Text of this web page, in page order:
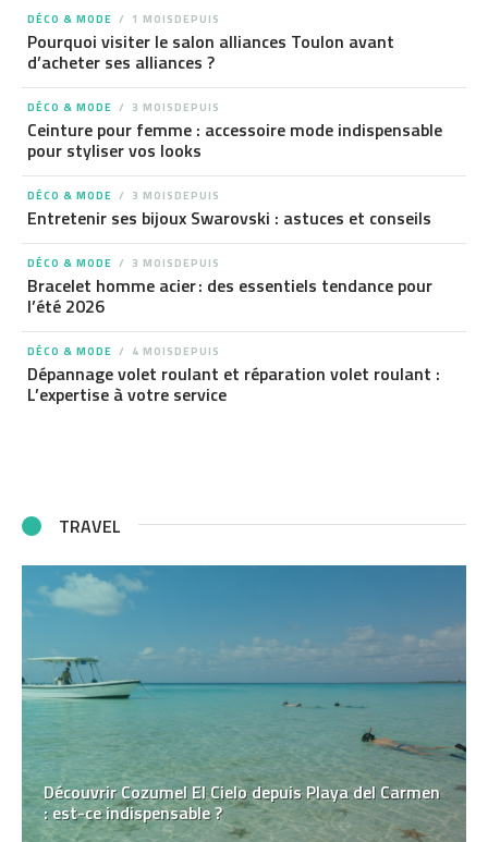
DÉCO & MODE 1 MOISDEPUIS
Pourquoi visiter le salon alliances Toulon avant
d’acheter ses alliances ?
DÉCO & MODE 3 MOISDEPUIS
Ceinture pour femme : accessoire mode indispensable
pour styliser vos looks
DÉCO & MODE 3 MOISDEPUIS
Entretenir ses bijoux Swarovski : astuces et conseils
DÉCO & MODE 3 MOISDEPUIS
Bracelet homme acier : des essentiels tendance pour
l’été 2026
DÉCO & MODE 4 MOISDEPUIS
Dépannage volet roulant et réparation volet roulant :
L’expertise à votre service
TRAVEL
Découvrir Cozumel El Cielo depuis Playa del Carmen
: est-ce indispensable ?